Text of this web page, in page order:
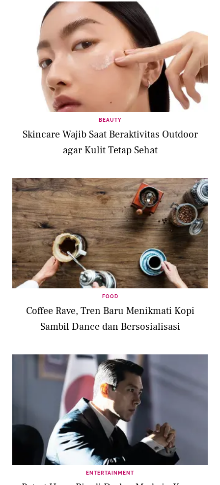
BEAUTY
Skincare Wajib Saat Beraktivitas Outdoor
agar Kulit Tetap Sehat
FOOD
Coffee Rave, Tren Baru Menikmati Kopi
Sambil Dance dan Bersosialisasi
ENTERTAINMENT